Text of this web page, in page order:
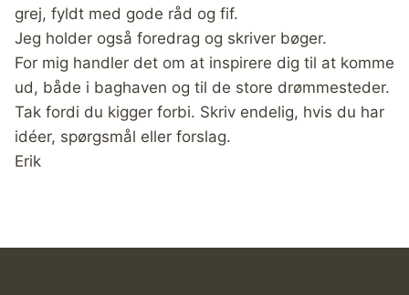
grej, fyldt med gode råd og fif.
Jeg holder også foredrag og skriver bøger.
For mig handler det om at inspirere dig til at komme
ud, både i baghaven og til de store drømmesteder.
Tak fordi du kigger forbi. Skriv endelig, hvis du har
idéer, spørgsmål eller forslag.
Erik